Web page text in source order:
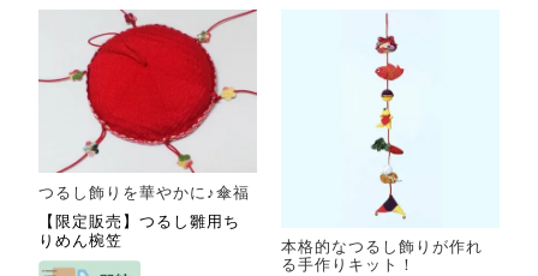
つるし飾りを華やかに♪傘福
【限定販売】つるし雛用ち
りめん椀笠
本格的なつるし飾りが作れ
る手作りキット！